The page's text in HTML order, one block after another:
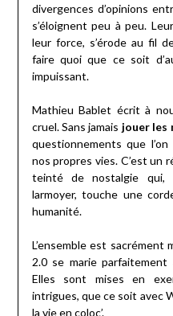
divergences d’opinions
s’éloignent peu à peu.
leur force, s’érode au fil
faire quoi que ce soit
impuissant.
Mathieu Bablet écrit à
cruel. Sans jamais jouer les
questionnements que
nos propres vies. C’est un
teinté de nostalgie qui,
larmoyer, touche une
humanité.
L’ensemble est
2.0 se marie
Elles sont mises en
intrigues, que ce soit avec
la vie en coloc’.